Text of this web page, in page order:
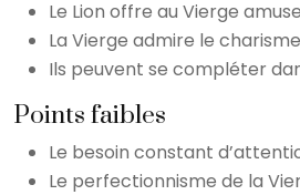
Le Lion offre au Vierge
La Vierge admire le
Ils peuvent se compléter
Points faibles
Le besoin constant
Le perfectionnisme de la